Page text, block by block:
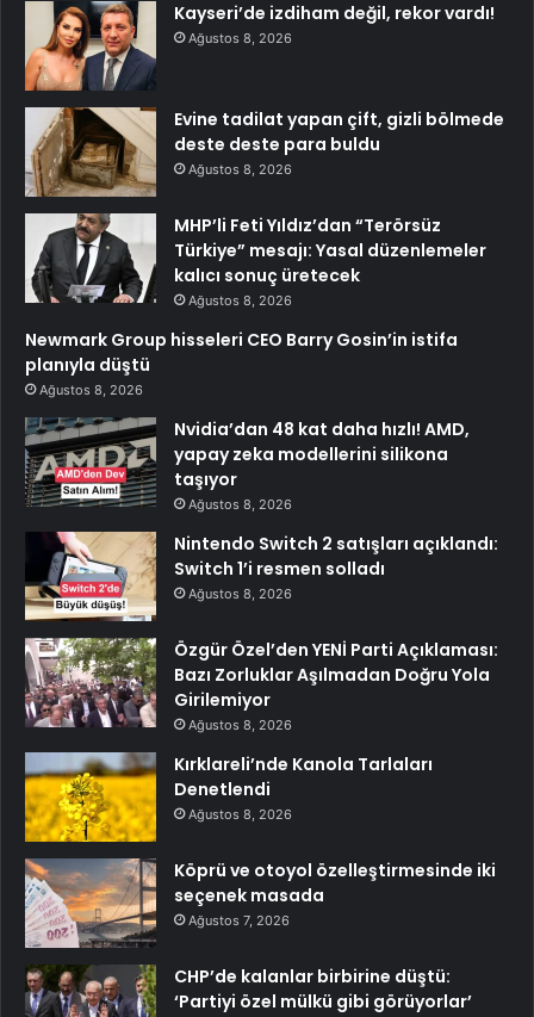
Kayseri’de izdiham değil, rekor vardı!
Ağustos 8, 2026
Evine tadilat yapan çift, gizli bölmede
deste deste para buldu
Ağustos 8, 2026
MHP’li Feti Yıldız’dan “Terörsüz
Türkiye” mesajı: Yasal düzenlemeler
kalıcı sonuç üretecek
Ağustos 8, 2026
Newmark Group hisseleri CEO Barry Gosin’in istifa
planıyla düştü
Ağustos 8, 2026
Nvidia’dan 48 kat daha hızlı! AMD,
yapay zeka modellerini silikona
taşıyor
Ağustos 8, 2026
Nintendo Switch 2 satışları açıklandı:
Switch 1’i resmen solladı
Ağustos 8, 2026
Özgür Özel’den YENİ Parti Açıklaması:
Bazı Zorluklar Aşılmadan Doğru Yola
Girilemiyor
Ağustos 8, 2026
Kırklareli’nde Kanola Tarlaları
Denetlendi
Ağustos 8, 2026
Köprü ve otoyol özelleştirmesinde iki
seçenek masada
Ağustos 7, 2026
CHP’de kalanlar birbirine düştü:
‘Partiyi özel mülkü gibi görüyorlar’